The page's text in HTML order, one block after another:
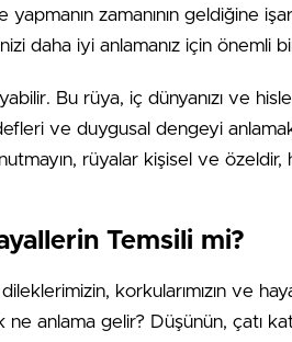
zamanının geldiğine
daha iyi anlamanız için önemli
Bu rüya, iç dünyanızı ve
ve duygusal dengeyi
rüyalar kişisel ve
Temsili mi?
korkularımızın ve
ne anlama gelir? Düşünün, çatı